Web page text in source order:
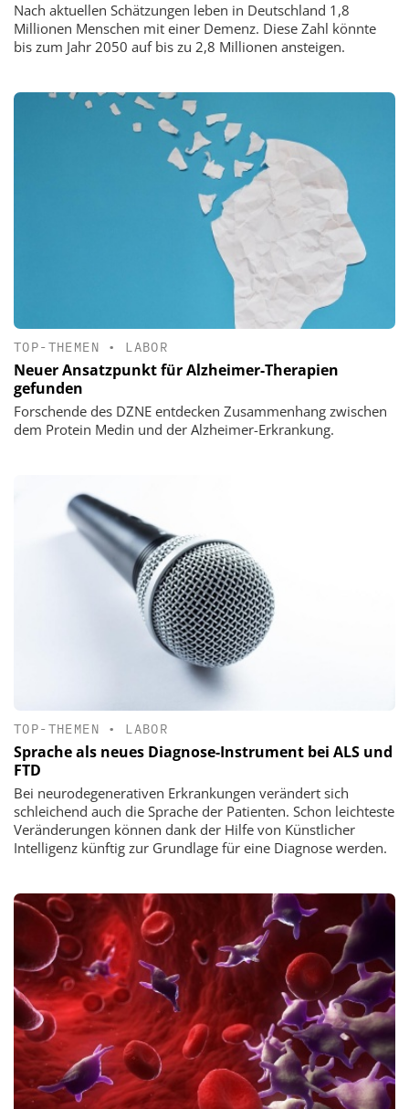
Nach aktuellen Schätzungen leben in Deutschland 1,8
Millionen Menschen mit einer Demenz. Diese Zahl könnte
bis zum Jahr 2050 auf bis zu 2,8 Millionen ansteigen.
TOP-THEMEN • LABOR
Neuer Ansatzpunkt für Alzheimer-Therapien
gefunden
Forschende des DZNE entdecken Zusammenhang zwischen
dem Protein Medin und der Alzheimer-Erkrankung.
TOP-THEMEN • LABOR
Sprache als neues Diagnose-Instrument bei ALS und
FTD
Bei neurodegenerativen Erkrankungen verändert sich
schleichend auch die Sprache der Patienten. Schon leichteste
Veränderungen können dank der Hilfe von Künstlicher
Intelligenz künftig zur Grundlage für eine Diagnose werden.